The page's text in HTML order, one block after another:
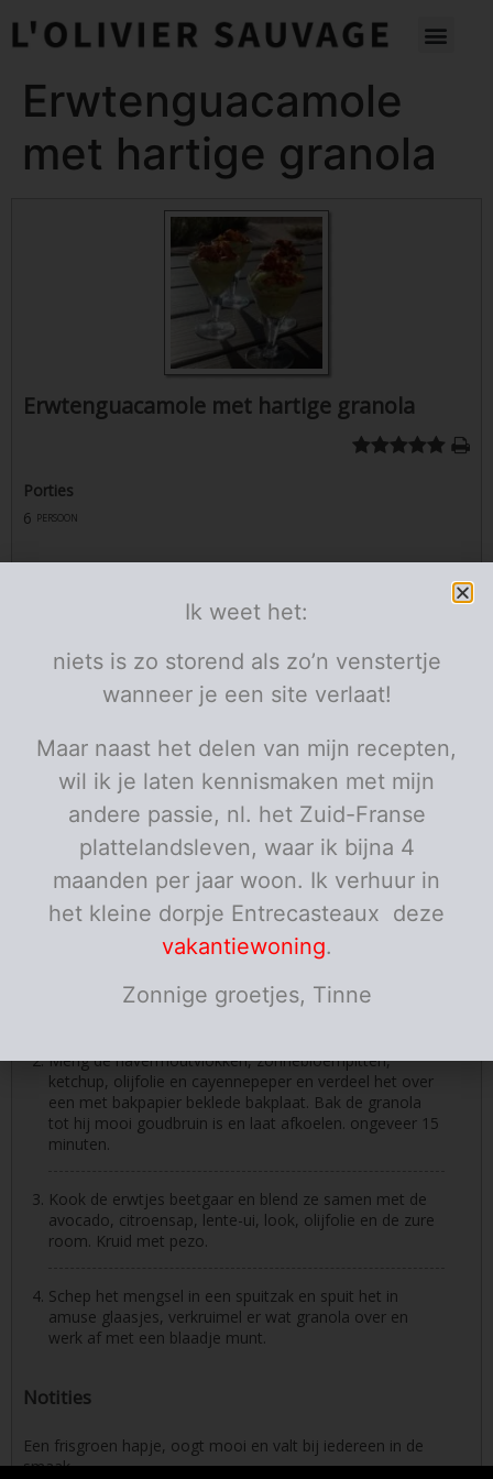
Erwtenguacamole
met hartige granola
Erwtenguacamole met hartige granola
Porties
6 persoon
erwtjes diepvries
1/2
citroen
teentje
look
lente-uitje
6
blaadjes munt
1/2
zure room
el
havermoutvlokken
el
zonnebloempitten
tomatenketchup
olijfolie
cayennepeper
Porties:
persoon
Verwarm de oven voor op 160 graden.
Meng de havermoutvlokken, zonnebloempitten,
ketchup, olijfolie en cayennepeper en verdeel het over
een met bakpapier beklede bakplaat. Bak de granola
tot hij mooi goudbruin is en laat afkoelen. ongeveer 15
minuten.
Kook de erwtjes beetgaar en blend ze samen met de
avocado, citroensap, lente-ui, look, olijfolie en de zure
room. Kruid met pezo.
Schep het mengsel in een spuitzak en spuit het in
amuse glaasjes, verkruimel er wat granola over en
werk af met een blaadje munt.
Notities
Een frisgroen hapje, oogt mooi en valt bij iedereen in de
smaak.
Ik weet het:
niets is zo storend als zo’n venstertje
wanneer je een site verlaat!
Maar naast het delen van mijn recepten,
wil ik je laten kennismaken met mijn
andere passie, nl. het Zuid-Franse
plattelandsleven, waar ik bijna 4
maanden per jaar woon. Ik verhuur in
het kleine dorpje Entrecasteaux deze
vakantiewoning.
Zonnige groetjes, Tinne